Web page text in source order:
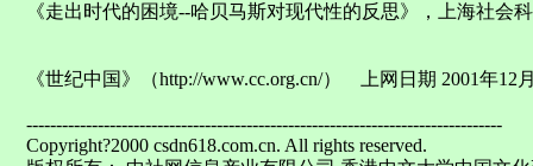
《走出时代的困境--哈贝马斯对现代性的反思》，上海社会
《世纪中国》（http://www.cc.org.cn/） 上网日期 2001年12
--------------------------------------------------------------------------------
Copyright?2000 csdn618.com.cn. All rights reserved.